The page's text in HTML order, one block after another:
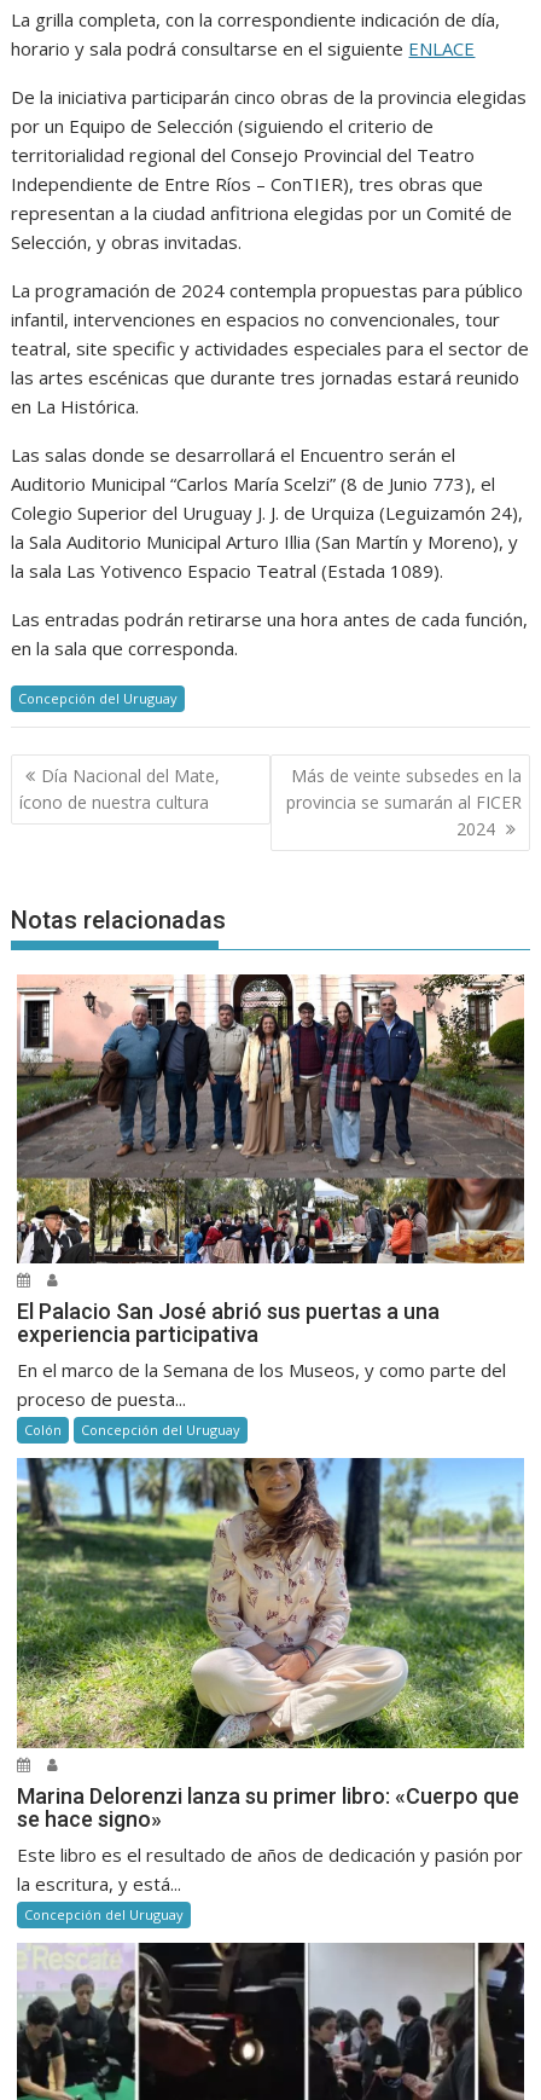
La grilla completa, con la correspondiente indicación de día,
horario y sala podrá consultarse en el siguiente ENLACE
De la iniciativa participarán cinco obras de la provincia elegidas
por un Equipo de Selección (siguiendo el criterio de
territorialidad regional del Consejo Provincial del Teatro
Independiente de Entre Ríos – ConTIER), tres obras que
representan a la ciudad anfitriona elegidas por un Comité de
Selección, y obras invitadas.
La programación de 2024 contempla propuestas para público
infantil, intervenciones en espacios no convencionales, tour
teatral, site specific y actividades especiales para el sector de
las artes escénicas que durante tres jornadas estará reunido
en La Histórica.
Las salas donde se desarrollará el Encuentro serán el
Auditorio Municipal “Carlos María Scelzi” (8 de Junio 773), el
Colegio Superior del Uruguay J. J. de Urquiza (Leguizamón 24),
la Sala Auditorio Municipal Arturo Illia (San Martín y Moreno), y
la sala Las Yotivenco Espacio Teatral (Estada 1089).
Las entradas podrán retirarse una hora antes de cada función,
en la sala que corresponda.
Concepción del Uruguay
Navegación
de
entradas
Día Nacional del Mate,
ícono de nuestra cultura
Más de veinte subsedes en la
provincia se sumarán al FICER
2024
Notas relacionadas
El Palacio San José abrió sus puertas a una
experiencia participativa
En el marco de la Semana de los Museos, y como parte del
proceso de puesta...
Colón Concepción del Uruguay
Marina Delorenzi lanza su primer libro: «Cuerpo que
se hace signo»
Este libro es el resultado de años de dedicación y pasión por
la escritura, y está...
Concepción del Uruguay